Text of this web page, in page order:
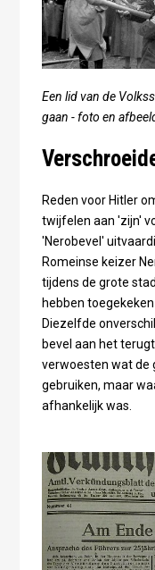
Een lid van de
gaan - foto en
Reden voor Hitler
twijfelen aan 'zijn'
'Nerobevel'
Romeinse keizer
tijdens de grote
hebben
Diezelfde
bevel aan het
verwoesten wat de
gebruiken, maar
afhankelijk was.